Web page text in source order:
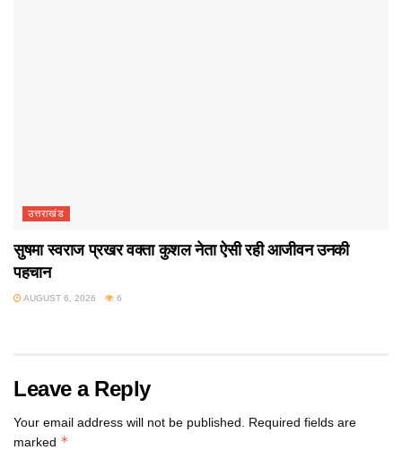
उत्तराखंड
सुषमा स्वराज प्रखर वक्ता कुशल नेता ऐसी रही आजीवन उनकी
पहचान
AUGUST 6, 2026 6
Leave a Reply
Your email address will not be published. Required fields are
marked *